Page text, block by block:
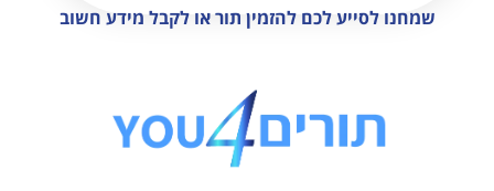
שמחנו לסייע לכם להזמין תור או לקבל מידע חשוב